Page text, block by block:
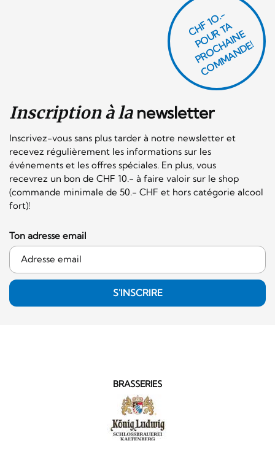
Inscription à lanewsletter
Inscrivez-vous sans plus tarder à notre newsletter et
recevez régulièrement les informations sur les
événements et les offres spéciales. En plus, vous
recevrez un bon de CHF 10.- à faire valoir sur le shop
(commande minimale de 50.- CHF et hors catégorie alcool
fort)!
CHF 1O.-
P
O
U
R
T
A
P
R
O
C
H
AI
N
E
C
O
M
M
A
N
D
E!
Ton adresse email
S'INSCRIRE
BRASSERIES